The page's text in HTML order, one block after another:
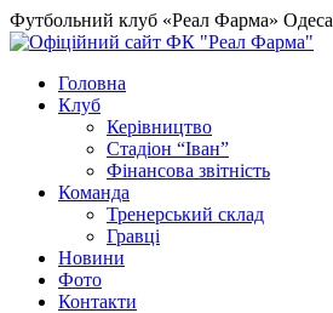
Футбольний клуб «Реал Фарма» Одеса
Головна
Клуб
Керівництво
Стадіон “Іван”
Фінансова звітність
Команда
Тренерський склад
Гравці
Новини
Фото
Контакти